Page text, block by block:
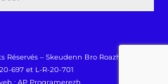
t
r
a
– Skeudenn Bro Roazhon
697 et L-R-20-701